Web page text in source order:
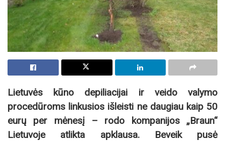
Lietuvės kūno depiliacijai ir veido valymo
procedūroms linkusios išleisti ne daugiau kaip 50
eurų per mėnesį – rodo kompanijos „Braun“
Lietuvoje atlikta apklausa. Beveik pusė